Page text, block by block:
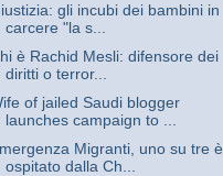
gli incubi dei bambini in
carcere "la s...
è Rachid Mesli: difensore dei
diritti o terror...
of jailed Saudi blogger
launches campaign to ...
Migranti, uno su tre è
ospitato dalla Ch...